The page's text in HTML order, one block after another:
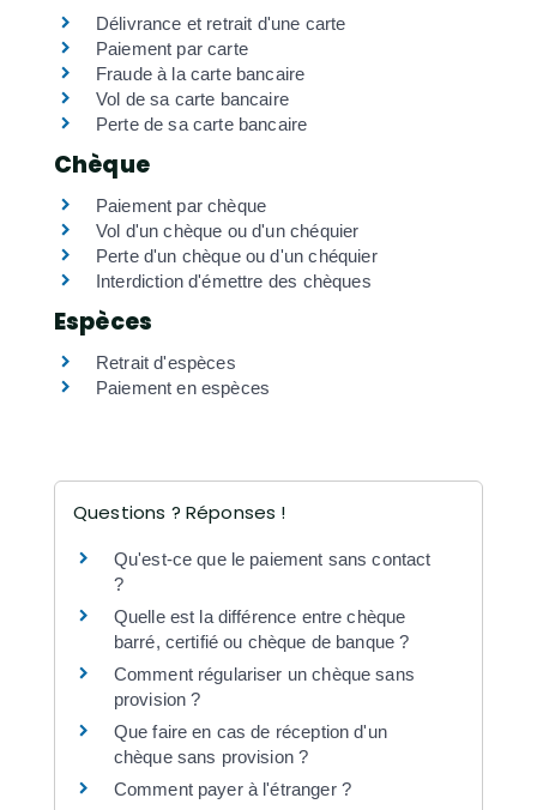
Délivrance et retrait d'une carte
Paiement par carte
Fraude à la carte bancaire
Vol de sa carte bancaire
Perte de sa carte bancaire
Chèque
Paiement par chèque
Vol d'un chèque ou d'un chéquier
Perte d'un chèque ou d'un chéquier
Interdiction d'émettre des chèques
Espèces
Retrait d'espèces
Paiement en espèces
Questions ? Réponses !
Qu'est-ce que le paiement sans contact
?
Quelle est la différence entre chèque
barré, certifié ou chèque de banque ?
Comment régulariser un chèque sans
provision ?
Que faire en cas de réception d'un
chèque sans provision ?
Comment payer à l'étranger ?